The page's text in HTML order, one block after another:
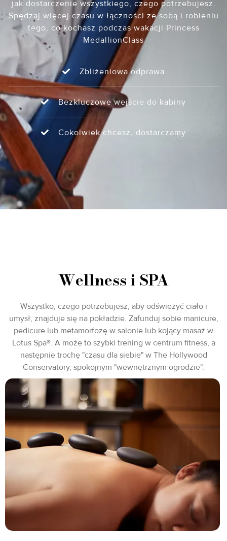
jak dostarczenie wszystkiego, czego potrzebujesz.
Spędzaj więcej czasu w łączności ze sobą i robieniu
tego, co kochasz podczas wakacji Princess
MedallionClass
Zbliżeniowa odprawa
Bezkluczowe wejście do kabiny
Cokolwiek chcesz, dostarczamy
Wellness i SPA
Wszystko, czego potrzebujesz, aby odświeżyć ciało i
umysł, znajduje się na pokładzie. Zafunduj sobie manicure,
pedicure lub metamorfozę w salonie lub kojący masaż w
Lotus Spa®. A może to szybki trening w centrum fitness, a
następnie trochę "czasu dla siebie" w The Hollywood
Conservatory, spokojnym "wewnętrznym ogrodzie".